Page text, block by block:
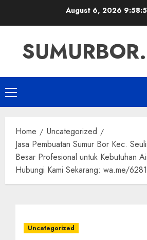
August 6, 2026
Primary
Menu
Home
Uncategorized
Jasa Pembuatan Sumur Bor Kec.
Besar Profesional untuk Kebutuhan
Hubungi Kami Sekarang: wa.me/
Uncategorized